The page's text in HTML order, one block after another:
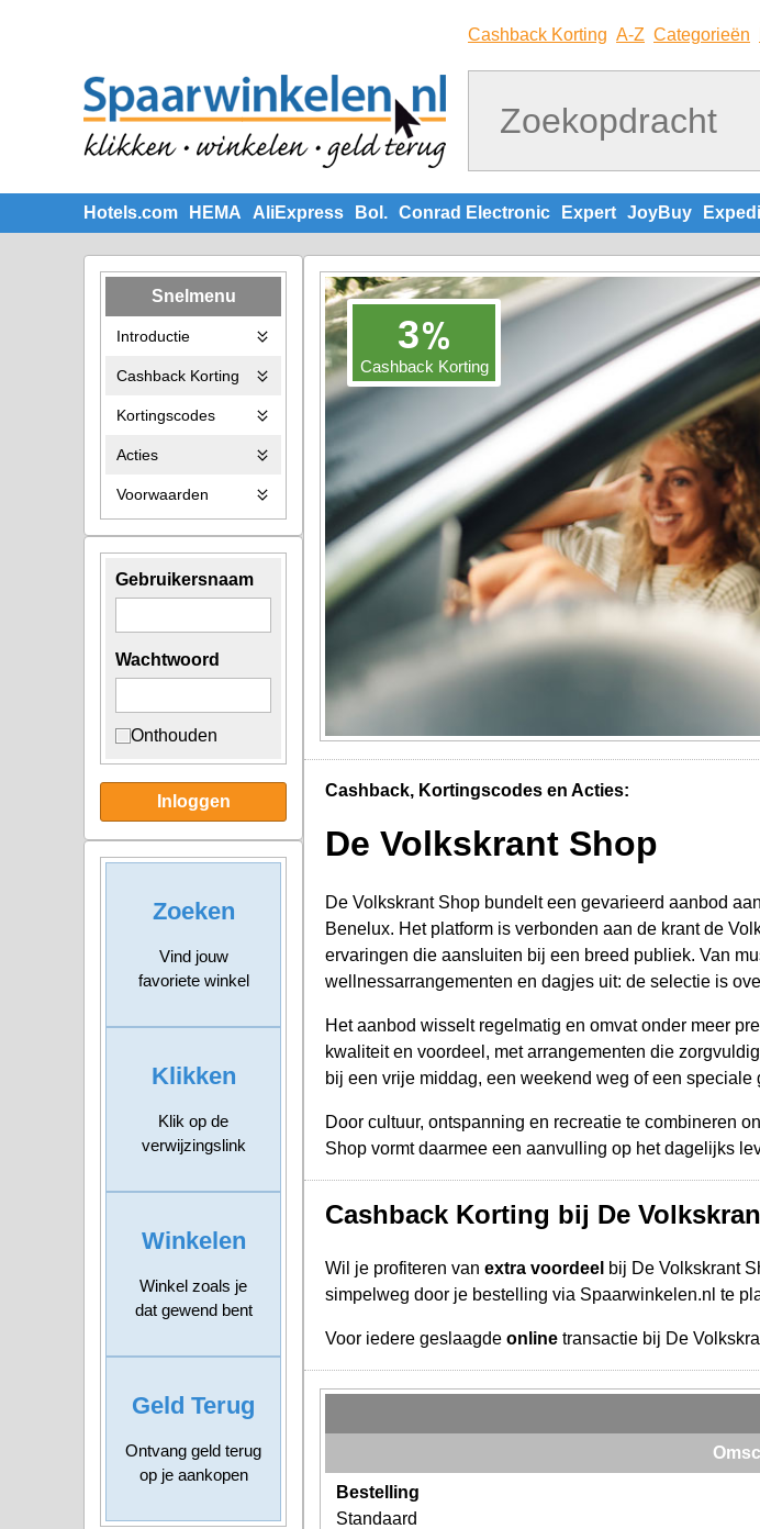
Cashback Korting A-Z Categorieën
Hotels.com HEMA AliExpress Bol. Conrad Electronic Expert JoyBuy
Snelmenu
Introductie
Cashback Korting
Kortingscodes
Acties
Voorwaarden
Gebruikersnaam
Wachtwoord
Onthouden
Inloggen
Zoeken
Vind jouw
favoriete winkel
Klikken
Klik op de
verwijzingslink
Winkelen
Winkel zoals je
dat gewend bent
Geld Terug
Ontvang geld terug
op je aankopen
3%
Cashback Korting
Cashback, Kortingscodes en Acties:
De Volkskrant Shop
De Volkskrant Shop bundelt een gevarieerd aanbod
Benelux. Het platform is verbonden aan de krant de
ervaringen die aansluiten bij een breed publiek. Van
wellnessarrangementen en dagjes uit: de selectie is
Het aanbod wisselt regelmatig en omvat onder meer
kwaliteit en voordeel, met arrangementen die
bij een vrije middag, een weekend weg of een speciale
Door cultuur, ontspanning en recreatie te combineren
Shop vormt daarmee een aanvulling op het dagelijks
Cashback Korting bij De
Wil je profiteren van extra voordeel bij De Volkskrant
simpelweg door je bestelling via Spaarwinkelen.nl te
Voor iedere geslaagde online transactie bij De
Bestelling
Standaard